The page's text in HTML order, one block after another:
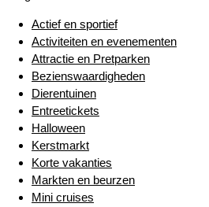
Actief en sportief
Activiteiten en evenementen
Attractie en Pretparken
Bezienswaardigheden
Dierentuinen
Entreetickets
Halloween
Kerstmarkt
Korte vakanties
Markten en beurzen
Mini cruises